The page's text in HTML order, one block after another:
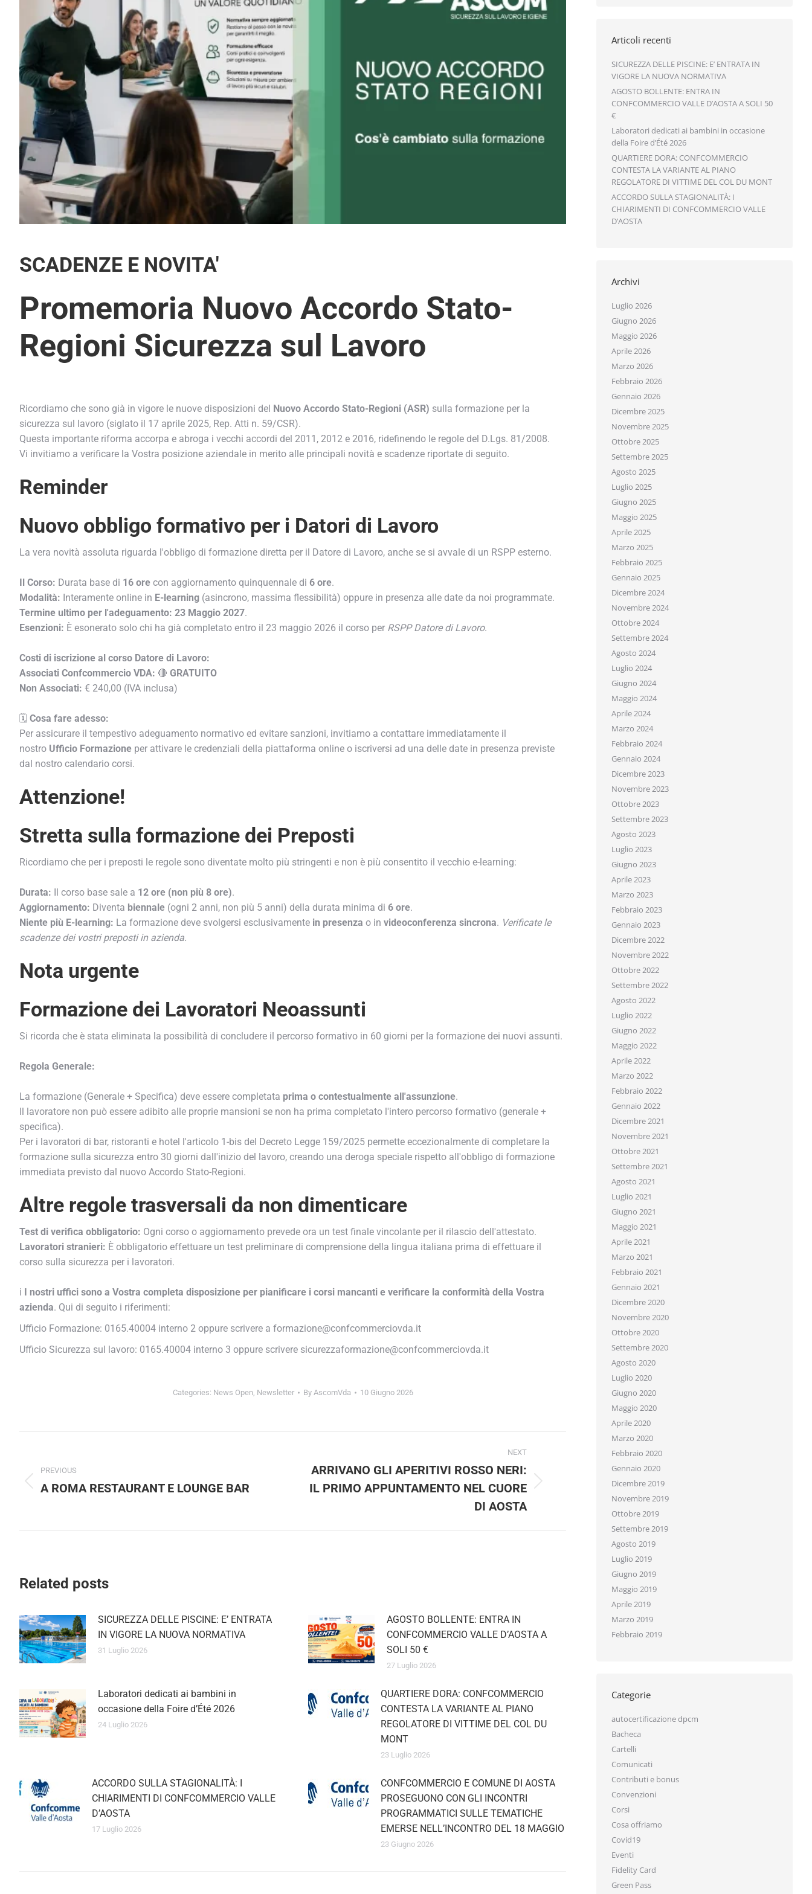
SCADENZE E NOVITA'
Promemoria Nuovo Accordo Stato-
Regioni Sicurezza sul Lavoro
Ricordiamo che sono già in vigore le nuove disposizioni delNuovo Accordo Stato-Regioni (ASR)sulla formazione per la
sicurezza sul lavoro (siglato il 17 aprile 2025, Rep. Atti n. 59/CSR).
Questa importante riforma accorpa e abroga i vecchi accordi del 2011, 2012 e 2016, ridefinendo le regole del D.Lgs. 81/2008.
Vi invitiamo a verificare la Vostra posizione aziendale in merito alle principali novità e scadenze riportate di seguito.
Reminder
Nuovo obbligo formativo per i Datori di Lavoro
La vera novità assoluta riguarda l'obbligo di formazione diretta per il Datore di Lavoro, anche se si avvale di un RSPP esterno.
Il Corso:Durata base di16 orecon aggiornamento quinquennale di6 ore.
Modalità:Interamente online inE-learning(asincrono, massima flessibilità) oppure in presenza alle date da noi programmate.
Termine ultimo per l'adeguamento: 23 Maggio 2027.
Esenzioni:È esonerato solo chi ha già completato entro il 23 maggio 2026 il corso perRSPP Datore di Lavoro.
Costi di iscrizione al corso Datore di Lavoro:
Associati Confcommercio VDA:🔴GRATUITO
Non Associati:€ 240,00 (IVA inclusa)
🗓️Cosa fare adesso:
Per assicurare il tempestivo adeguamento normativo ed evitare sanzioni, invitiamo a contattare immediatamente il
nostroUfficio Formazioneper attivare le credenziali della piattaforma online o iscriversi ad una delle date in presenza previste
dal nostro calendario corsi.
Attenzione!
Stretta sulla formazione dei Preposti
Ricordiamo che per i preposti le regole sono diventate molto più stringenti e non è più consentito il vecchio e-learning:
Durata:Il corso base sale a12 ore (non più 8 ore).
Aggiornamento:Diventabiennale(ogni 2 anni, non più 5 anni) della durata minima di6 ore.
Niente più E-learning:La formazione deve svolgersi esclusivamentein presenzao invideoconferenza sincrona.Verificate le
scadenze dei vostri preposti in azienda.
Nota urgente
Formazione dei Lavoratori Neoassunti
Si ricorda che è stata eliminata la possibilità di concludere il percorso formativo in 60 giorni per la formazione dei nuovi assunti.
Regola Generale:
La formazione (Generale + Specifica) deve essere completataprima o contestualmente all'assunzione.
Il lavoratore non può essere adibito alle proprie mansioni se non ha prima completato l'intero percorso formativo (generale +
specifica).
Per i lavoratori di bar, ristoranti e hotel l'articolo 1-bis del Decreto Legge 159/2025 permette eccezionalmente di completare la
formazione sulla sicurezza entro 30 giorni dall'inizio del lavoro, creando una deroga speciale rispetto all'obbligo di formazione
immediata previsto dal nuovo Accordo Stato-Regioni.
Altre regole trasversali da non dimenticare
Test di verifica obbligatorio:Ogni corso o aggiornamento prevede ora un test finale vincolante per il rilascio dell'attestato.
Lavoratori stranieri:È obbligatorio effettuare un test preliminare di comprensione della lingua italiana prima di effettuare il
corso sulla sicurezza per i lavoratori.
I nostri uffici sono a Vostra completa disposizione per pianificare i corsi mancanti e verificare la conformità della Vostra
azienda. Qui di seguito i riferimenti:
Ufficio Formazione: 0165.40004 interno 2 oppure scrivere a formazione@confcommerciovda.it
Ufficio Sicurezza sul lavoro: 0165.40004 interno 3 oppure scrivere sicurezzaformazione@confcommerciovda.it
Categories:News Open,Newsletter ByAscomVda 10 Giugno 2026
navigation
PREVIOUS
Previous
A ROMA RESTAURANT E LOUNGE BAR
NEXT
Next
ARRIVANO GLI APERITIVI ROSSO NERI:
IL PRIMO APPUNTAMENTO NEL CUORE
DI AOSTA
Related posts
SICUREZZA DELLE PISCINE: E’ ENTRATA
IN VIGORE LA NUOVA NORMATIVA
31 Luglio 2026
AGOSTO BOLLENTE: ENTRA IN
CONFCOMMERCIO VALLE D’AOSTA A
SOLI 50 €
27 Luglio 2026
Laboratori dedicati ai bambini in
occasione della Foire d’Été 2026
24 Luglio 2026
QUARTIERE DORA: CONFCOMMERCIO
CONTESTA LA VARIANTE AL PIANO
REGOLATORE DI VITTIME DEL COL DU
MONT
23 Luglio 2026
ACCORDO SULLA STAGIONALITÀ: I
CHIARIMENTI DI CONFCOMMERCIO VALLE
D’AOSTA
17 Luglio 2026
CONFCOMMERCIO E COMUNE DI AOSTA
PROSEGUONO CON GLI INCONTRI
PROGRAMMATICI SULLE TEMATICHE
EMERSE NELL’INCONTRO DEL 18 MAGGIO
23 Giugno 2026
Articoli recenti
SICUREZZA DELLE PISCINE: E’ ENTRATA IN
VIGORE LA NUOVA NORMATIVA
AGOSTO BOLLENTE: ENTRA IN
CONFCOMMERCIO VALLE D’AOSTA A SOLI 50
Laboratori dedicati ai bambini in occasione
della Foire d’Été 2026
QUARTIERE DORA: CONFCOMMERCIO
CONTESTA LA VARIANTE AL PIANO
REGOLATORE DI VITTIME DEL COL DU MONT
ACCORDO SULLA STAGIONALITÀ: I
CHIARIMENTI DI CONFCOMMERCIO VALLE
D’AOSTA
Archivi
Luglio 2026
Giugno 2026
Maggio 2026
Aprile 2026
Marzo 2026
Febbraio 2026
Gennaio 2026
Dicembre 2025
Novembre 2025
Ottobre 2025
Settembre 2025
Agosto 2025
Luglio 2025
Giugno 2025
Maggio 2025
Aprile 2025
Marzo 2025
Febbraio 2025
Gennaio 2025
Dicembre 2024
Novembre 2024
Ottobre 2024
Settembre 2024
Agosto 2024
Luglio 2024
Giugno 2024
Maggio 2024
Aprile 2024
Marzo 2024
Febbraio 2024
Gennaio 2024
Dicembre 2023
Novembre 2023
Ottobre 2023
Settembre 2023
Agosto 2023
Luglio 2023
Giugno 2023
Aprile 2023
Marzo 2023
Febbraio 2023
Gennaio 2023
Dicembre 2022
Novembre 2022
Ottobre 2022
Settembre 2022
Agosto 2022
Luglio 2022
Giugno 2022
Maggio 2022
Aprile 2022
Marzo 2022
Febbraio 2022
Gennaio 2022
Dicembre 2021
Novembre 2021
Ottobre 2021
Settembre 2021
Agosto 2021
Luglio 2021
Giugno 2021
Maggio 2021
Aprile 2021
Marzo 2021
Febbraio 2021
Gennaio 2021
Dicembre 2020
Novembre 2020
Ottobre 2020
Settembre 2020
Agosto 2020
Luglio 2020
Giugno 2020
Maggio 2020
Aprile 2020
Marzo 2020
Febbraio 2020
Gennaio 2020
Dicembre 2019
Novembre 2019
Ottobre 2019
Settembre 2019
Agosto 2019
Luglio 2019
Giugno 2019
Maggio 2019
Aprile 2019
Marzo 2019
Febbraio 2019
Categorie
autocertificazione dpcm
Bacheca
Cartelli
Comunicati
Contributi e bonus
Convenzioni
Corsi
Cosa offriamo
Covid19
Eventi
Fidelity Card
Green Pass
Mantieniti sempre aggiornato su tutte le convenzioni e le agevolazioni che Confcommercio prepara per te.
Iscriviti